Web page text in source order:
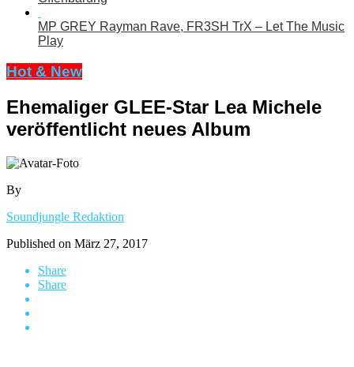
MP GREY Rayman Rave, FR3SH TrX – Let The Music
Play
Hot & New
Ehemaliger GLEE-Star Lea Michele
veröffentlicht neues Album
By
Soundjungle Redaktion
Published on März 27, 2017
Share
Share